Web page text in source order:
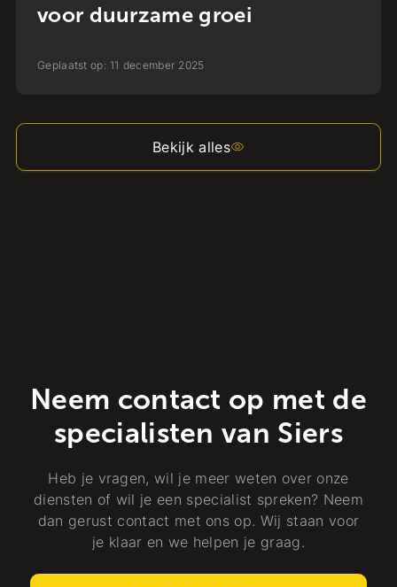
voor duurzame groei
Geplaatst op: 11 december 2025
Bekijk alles
Neem contact op met de
specialisten van Siers
Heb je vragen, wil je meer weten over onze
diensten of wil je een specialist spreken? Neem
dan gerust contact met ons op. Wij staan voor
je klaar en we helpen je graag.